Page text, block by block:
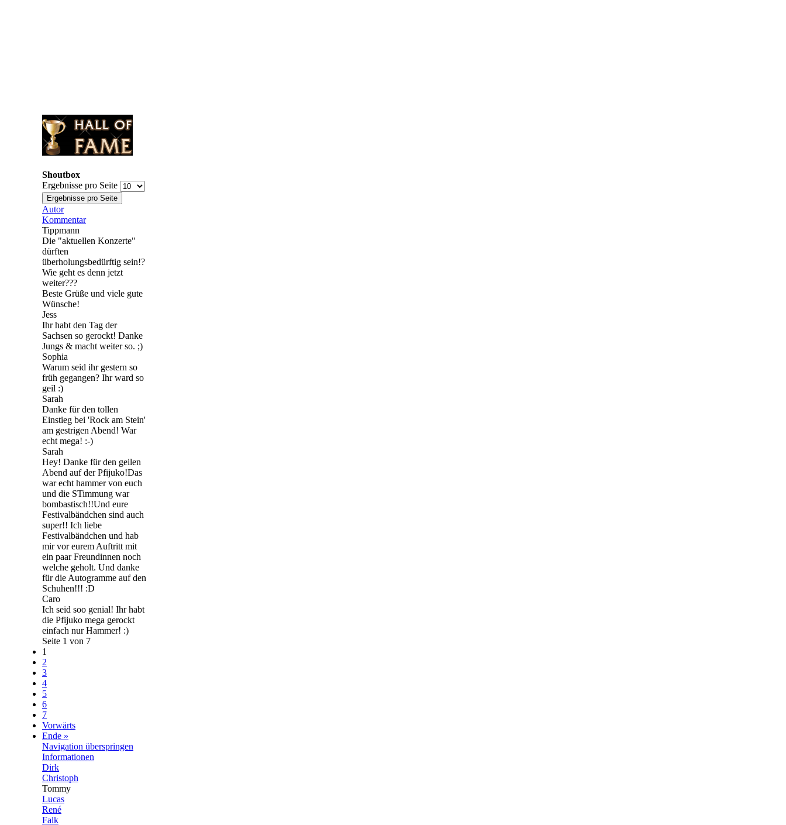
Shoutbox
Ergebnisse pro Seite
Autor
Kommentar
Tippmann
Die "aktuellen Konzerte"
dürften
überholungsbedürftig sein!?
Wie geht es denn jetzt
weiter???
Beste Grüße und viele gute
Wünsche!
Jess
Ihr habt den Tag der
Sachsen so gerockt! Danke
Jungs & macht weiter so. ;)
Sophia
Warum seid ihr gestern so
früh gegangen? Ihr ward so
geil :)
Sarah
Danke für den tollen
Einstieg bei 'Rock am Stein'
am gestrigen Abend! War
echt mega! :-)
Sarah
Hey! Danke für den geilen
Abend auf der Pfijuko!Das
war echt hammer von euch
und die STimmung war
bombastisch!!Und eure
Festivalbändchen sind auch
super!! Ich liebe
Festivalbändchen und hab
mir vor eurem Auftritt mit
ein paar Freundinnen noch
welche geholt. Und danke
für die Autogramme auf den
Schuhen!!! :D
Caro
Ich seid soo genial! Ihr habt
die Pfijuko mega gerockt
einfach nur Hammer! :)
Seite 1 von 7
1
2
3
4
5
6
7
Vorwärts
Ende »
Navigation überspringen
Informationen
Dirk
Christoph
Tommy
Lucas
René
Falk